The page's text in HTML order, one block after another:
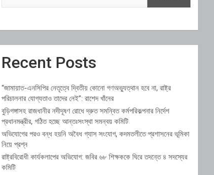
Recent Posts
“জামায়াত-এনসিপির নেতৃত্বে দ্বিতীয় কোনো গণঅভ্যুত্থান হবে না, রাষ্ট্র
পরিচালনার যোগ্যতাও তাদের নেই”: রাশেদ খাঁনের
বুড়িগঙ্গাসহ রাজধানীর নদীদূষণ রোধে দ্রুত সমন্বিত কর্মপরিকল্পনার নির্দেশ
প্রধানমন্ত্রীর, গঠিত হচ্ছে আন্তঃসংস্থা সমন্বয় কমিটি
অভিযোগের পরও বন্ধ হয়নি অবৈধ গ্যাস সংযোগ, কদমতলীতে প্রশাসনের ভূমিকা
নিয়ে প্রশ্ন
রাষ্ট্রবিরোধী কার্যকলাপের অভিযোগ: জবির ৬৮ শিক্ষককে ঘিরে তদন্তে ৪ সদস্যের
কমিটি